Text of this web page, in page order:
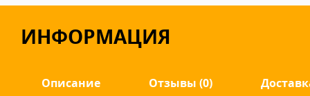
ИНФОРМАЦИЯ
Описание Отзывы (0)